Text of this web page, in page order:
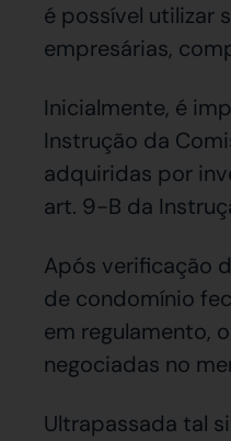
é possível utilizar
empresárias,
Inicialmente, é
Instrução da
adquiridas por
art. 9-B da
Após verificação
de condomínio
em regulamento,
negociadas no
Ultrapassada tal